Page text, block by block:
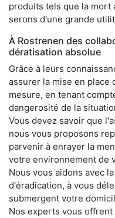
produits tels que la mort
serons d'une grande
À Rostrenen des
dératisation absolue
Grâce à leurs
assurer la mise en place
mesure, en tenant
dangerosité de la
Vous devez savoir que
nous vous proposons
parvenir à enrayer la
votre environnement de
Nous vous aidons avec
d'éradication, à vous
submergent votre
Nos experts vous